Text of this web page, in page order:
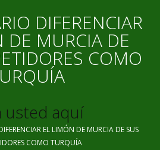
DIFERENCIAR
DE MURCIA DE
COMO
usted aquí
EL LIMÓN DE MURCIA DE SUS
COMO TURQUÍA